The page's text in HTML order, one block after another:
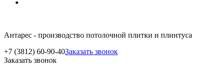
Антарес - производство потолочной плитки и плинтуса
+7 (3812) 60-90-40Заказать звонок
Заказать звонок